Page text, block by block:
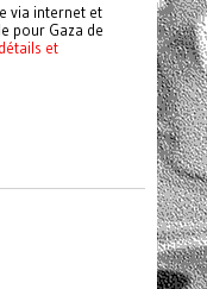
via internet et
pour Gaza de
et